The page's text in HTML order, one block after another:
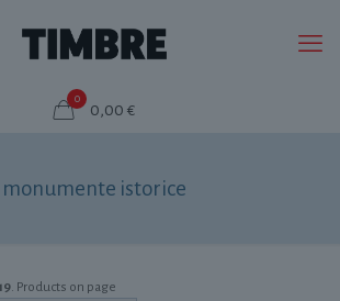
0
0,00 €
monumente istorice
. Products on page